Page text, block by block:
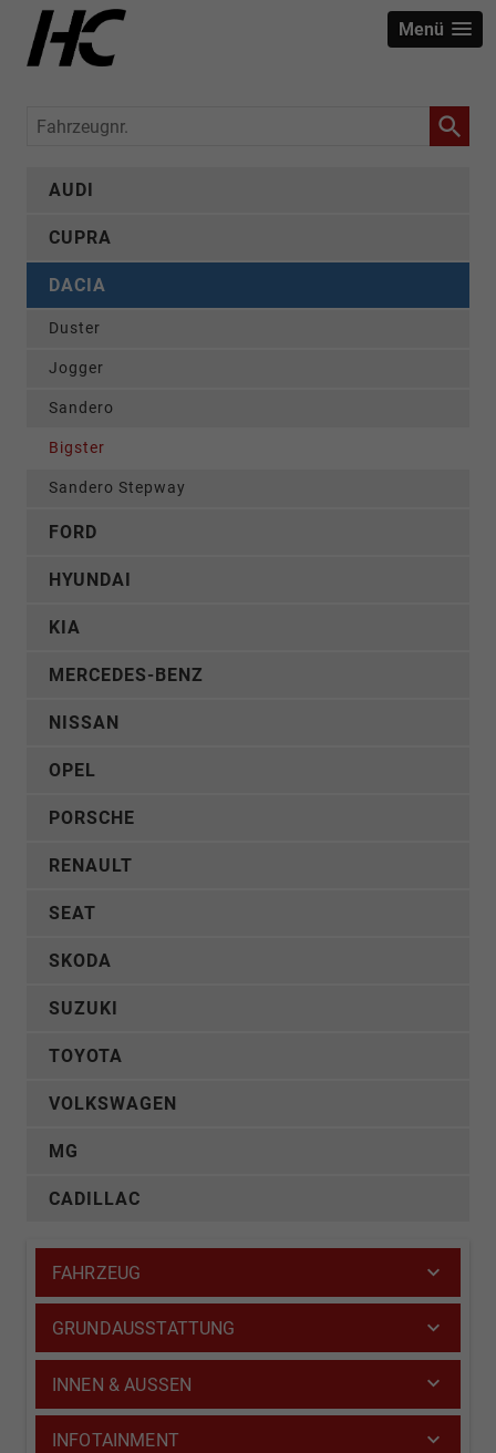
Menü
Fahrzeugnr.
AUDI
CUPRA
DACIA
Duster
Jogger
Sandero
Bigster
Sandero Stepway
FORD
HYUNDAI
KIA
MERCEDES-BENZ
NISSAN
OPEL
PORSCHE
RENAULT
SEAT
SKODA
SUZUKI
TOYOTA
VOLKSWAGEN
MG
CADILLAC
FAHRZEUG
GRUNDAUSSTATTUNG
INNEN & AUSSEN
INFOTAINMENT